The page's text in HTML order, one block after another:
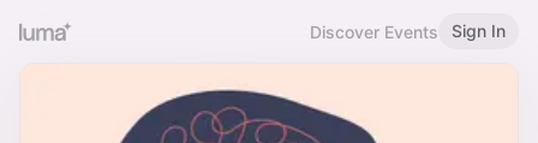
Discover Events Sign In